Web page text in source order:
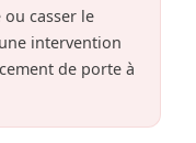
casser le
intervention
de porte à